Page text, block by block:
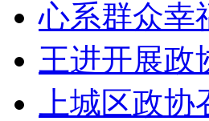
心系群众幸
王进开展政
上城区政